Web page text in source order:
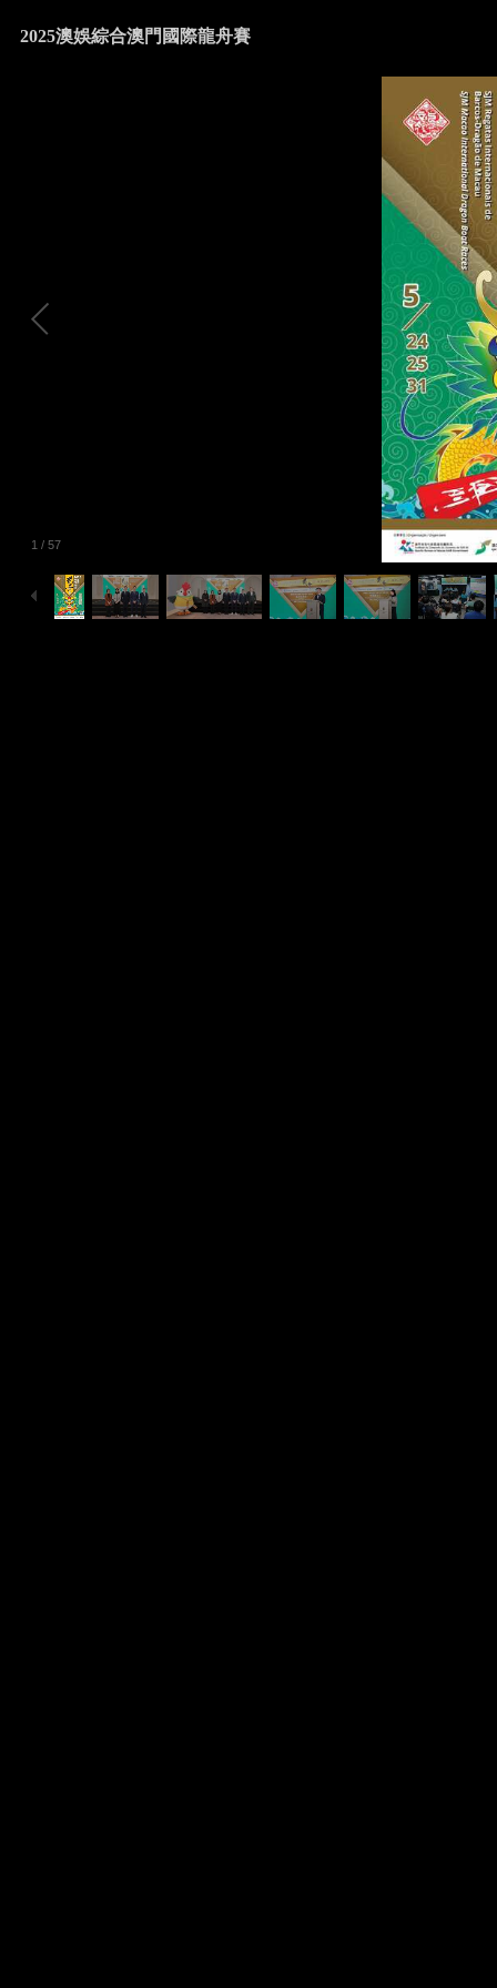
2025澳娛綜合澳門國際龍舟賽
1 / 57